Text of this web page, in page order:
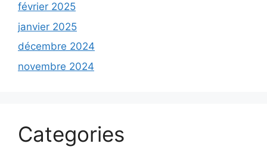
février 2025
janvier 2025
décembre 2024
novembre 2024
Categories